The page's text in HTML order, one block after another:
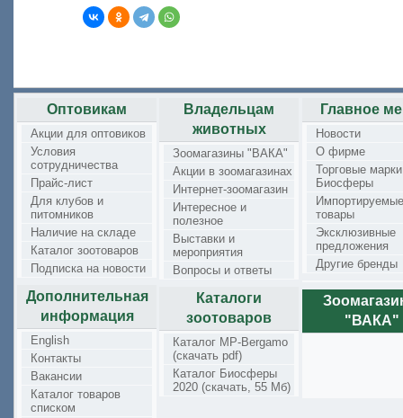
Оптовикам
Акции для оптовиков
Условия
сотрудничества
Прайс-лист
Для клубов и
питомников
Наличие на складе
Каталог зоотоваров
Подписка на новости
Дополнительная
информация
English
Контакты
Вакансии
Каталог товаров
списком
Владельцам
животных
Зоомагазины "ВАКА"
Акции в зоомагазинах
Интернет-зоомагазин
Интересное и
полезное
Выставки и
мероприятия
Вопросы и ответы
Каталоги
зоотоваров
Каталог MP-Bergamo
(скачать pdf)
Каталог Биосферы
2020 (скачать, 55 Мб)
Главное
Новости
О фирме
Торговые марки
Биосферы
Импортируемые
товары
Эксклюзивные
предложения
Другие бренды
"ВАКА"